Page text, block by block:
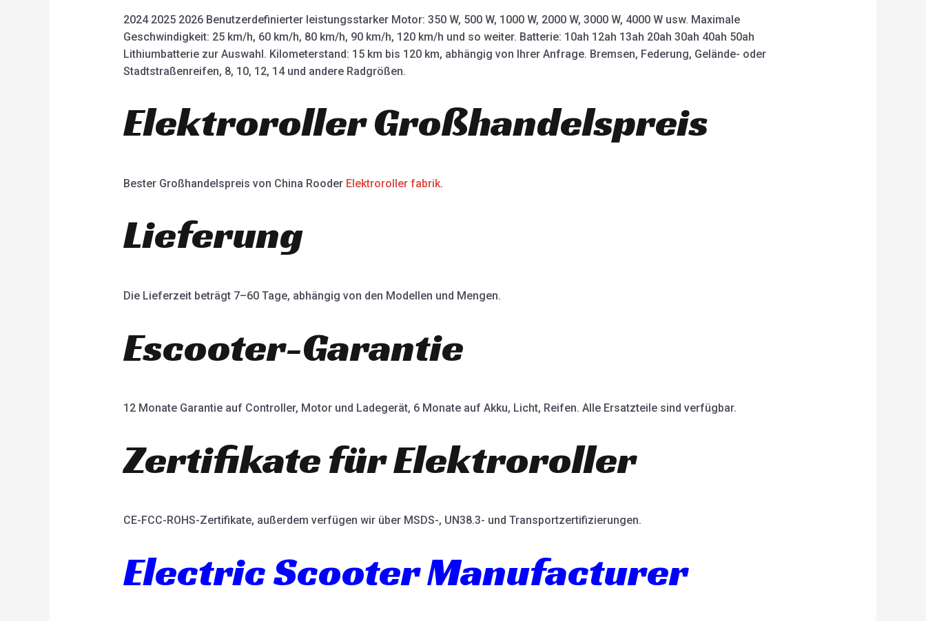
2024 2025 2026 Benutzerdefinierter leistungsstarker Motor: 350 W, 500 W, 1000 W, 2000 W, 3000 W, 4000 W usw. Maximale
Geschwindigkeit: 25 km/h, 60 km/h, 80 km/h, 90 km/h, 120 km/h und so weiter. Batterie: 10ah 12ah 13ah 20ah 30ah 40ah 50ah
Lithiumbatterie zur Auswahl. Kilometerstand: 15 km bis 120 km, abhängig von Ihrer Anfrage. Bremsen, Federung, Gelände- oder
Stadtstraßenreifen, 8, 10, 12, 14 und andere Radgrößen.
Elektroroller Großhandelspreis
Bester Großhandelspreis von China Rooder Elektroroller fabrik.
Lieferung
Die Lieferzeit beträgt 7–60 Tage, abhängig von den Modellen und Mengen.
Escooter-Garantie
12 Monate Garantie auf Controller, Motor und Ladegerät, 6 Monate auf Akku, Licht, Reifen. Alle Ersatzteile sind verfügbar.
Zertifikate für Elektroroller
CE-FCC-ROHS-Zertifikate, außerdem verfügen wir über MSDS-, UN38.3- und Transportzertifizierungen.
Electric Scooter Manufacturer